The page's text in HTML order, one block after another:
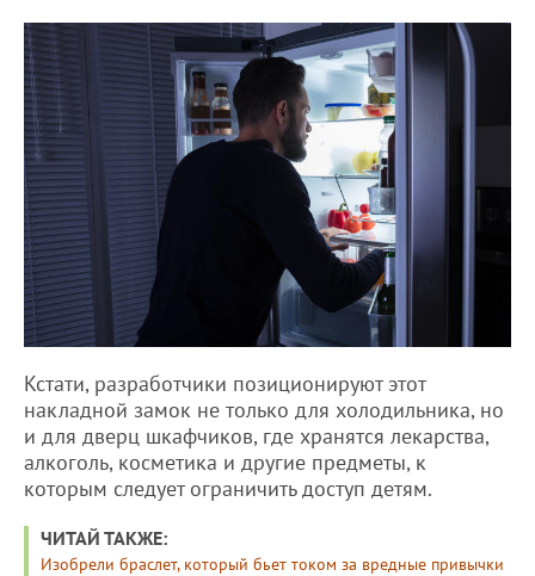
Кстати, разработчики позиционируют этот
накладной замок не только для холодильника, но
и для дверц шкафчиков, где хранятся лекарства,
алкоголь, косметика и другие предметы, к
которым следует ограничить доступ детям.
ЧИТАЙ ТАКЖЕ:
Изобрели браслет, который бьет током за вредные привычки